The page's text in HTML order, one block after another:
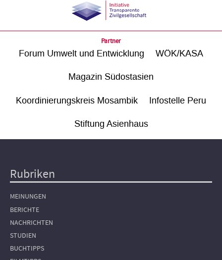
Partner
Forum Umwelt und Entwicklung WÖK/KASA
Magazin Südostasien
Koordinierungskreis Mosambik Infostelle Peru
Stiftung Asienhaus
Hauptnavigation
Rubriken
MEINUNGEN
BERICHTE
NACHRICHTEN
STUDIEN
BUCHTIPPS